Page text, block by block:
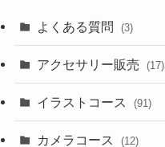
よくある質問 (3)
アクセサリー販売 (17)
イラストコース (91)
カメラコース (12)